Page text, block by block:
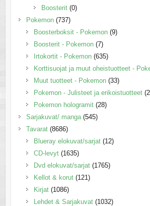
Boosterit (0)
Pokemon (737)
Boosterboksit - Pokemon (9)
Boosterit - Pokemon (7)
Irtokortit - Pokemon (635)
Korttisuojat ja muut oheistuotteet -
Muut tuotteet - Pokemon (33)
Pokemon - Julisteet ja erikoistuotteet
Pokemon hologramit (28)
Sarjakuvat/ manga (545)
Tavarat (8686)
Blueray elokuvat/sarjat (12)
CD-levyt (1635)
Dvd elokuvat/sarjat (1765)
Kellot & korut (121)
Kirjat (1086)
Lehdet & Sarjakuvat (1032)